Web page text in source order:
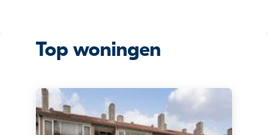
Top woningen